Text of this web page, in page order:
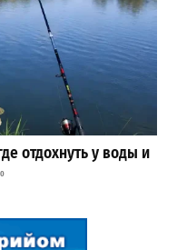
отдохнуть у воды и